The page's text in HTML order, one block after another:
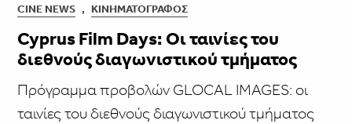
CINE NEWS , ΚΙΝΗΜΑΤΟΓΡΆΦΟΣ
Cyprus Film Days: Οι ταινίες του
διεθνούς διαγωνιστικού τμήματος
Πρόγραμμα προβολών GLOCAL IMAGES: οι
ταινίες του διεθνούς διαγωνιστικού τμήματος